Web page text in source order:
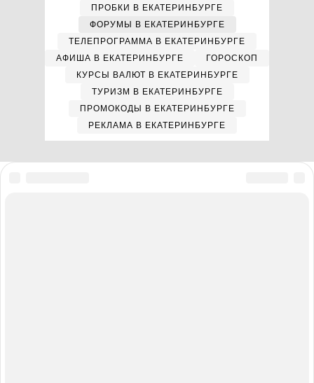
ПРОБКИ В ЕКАТЕРИНБУРГЕ
ФОРУМЫ В ЕКАТЕРИНБУРГЕ
ТЕЛЕПРОГРАММА В ЕКАТЕРИНБУРГЕ
АФИША В ЕКАТЕРИНБУРГЕ
ГОРОСКОП
КУРСЫ ВАЛЮТ В ЕКАТЕРИНБУРГЕ
ТУРИЗМ В ЕКАТЕРИНБУРГЕ
ПРОМОКОДЫ В ЕКАТЕРИНБУРГЕ
РЕКЛАМА В ЕКАТЕРИНБУРГЕ